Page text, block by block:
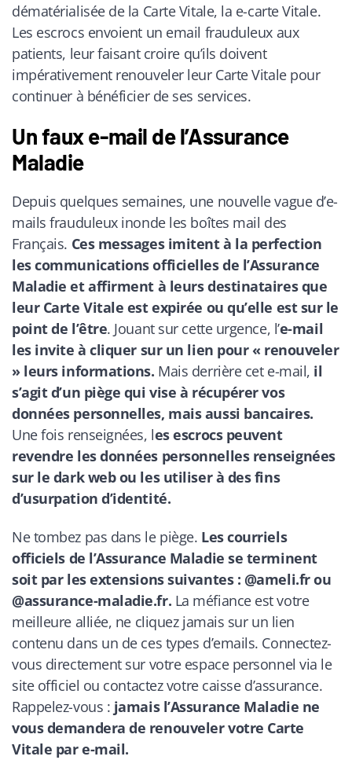
dématérialisée de la Carte Vitale, la e-carte Vitale.
Les escrocs envoient un email frauduleux aux
patients, leur faisant croire qu’ils doivent
impérativement renouveler leur Carte Vitale pour
continuer à bénéficier de ses services.
Un faux e-mail de l’Assurance
Maladie
Depuis quelques semaines, une nouvelle vague d’e-
mails frauduleux inonde les boîtes mail des
Français. Ces messages imitent à la perfection
les communications officielles de l’Assurance
Maladie et affirment à leurs destinataires que
leur Carte Vitale est expirée ou qu’elle est sur le
point de l’être. Jouant sur cette urgence, l’e-mail
les invite à cliquer sur un lien pour « renouveler
» leurs informations. Mais derrière cet e-mail, il
s’agit d’un piège qui vise à récupérer vos
données personnelles, mais aussi bancaires.
Une fois renseignées, les escrocs peuvent
revendre les données personnelles renseignées
sur le dark web ou les utiliser à des fins
d’usurpation d’identité.
Ne tombez pas dans le piège. Les courriels
officiels de l’Assurance Maladie se terminent
soit par les extensions suivantes : @ameli.fr ou
@assurance-maladie.fr. La méfiance est votre
meilleure alliée, ne cliquez jamais sur un lien
contenu dans un de ces types d’emails. Connectez-
vous directement sur votre espace personnel via le
site officiel ou contactez votre caisse d’assurance.
Rappelez-vous : jamais l’Assurance Maladie ne
vous demandera de renouveler votre Carte
Vitale par e-mail.